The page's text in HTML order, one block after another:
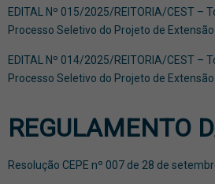
EDITAL Nº 015/2025/REITORIA/CEST
Processo Seletivo do Projeto de
EDITAL Nº 014/2025/REITORIA/CEST
Processo Seletivo do Projeto de
REGULAMENTO
Resolução CEPE nº 007 de 28 de